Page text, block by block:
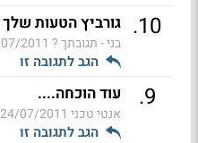
10
. גורביץ הטעות שלך
בני - תגובתך ? 2011 11:29
הגב לתגובה זו
9
. עוד הוכחה....
אנטי טכני 24/07/2011 10:24
הגב לתגובה זו